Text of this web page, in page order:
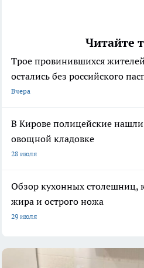
Читайте
Трое провинившихся
остались без российского
Вчера
В Кирове полицейские
овощной кладовке
28 июля
Обзор кухонных столешниц,
жира и острого ножа
29 июля